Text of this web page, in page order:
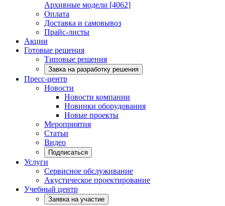
Архивные модели [4062]
Оплата
Доставка и самовывоз
Прайс-листы
Акции
Готовые решения
Типовые решения
Завка на разработку решения
Пресс-центр
Новости
Новости компании
Новинки оборудования
Новые проекты
Мероприятия
Статьи
Видео
Подписаться
Услуги
Сервисное обслуживание
Акустическое проектирование
Учебный центр
Заявка на участие